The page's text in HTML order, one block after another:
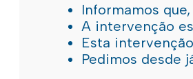
Informamos
A intervenção
Esta
Pedimos desde